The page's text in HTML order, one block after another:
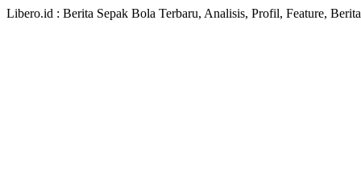
Libero.id : Berita Sepak Bola Terbaru, Analisis, Profil, Feature,